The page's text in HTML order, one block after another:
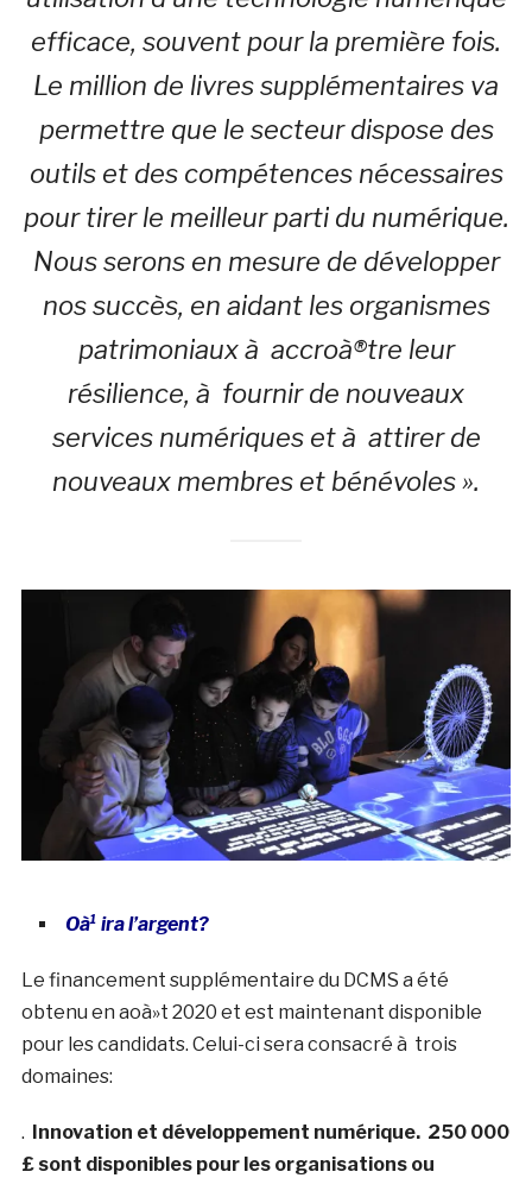
efficace, souvent pour la première fois.
Le million de livres supplémentaires va
permettre que le secteur dispose des
outils et des compétences nécessaires
pour tirer le meilleur parti du numérique.
Nous serons en mesure de développer
nos succès, en aidant les organismes
patrimoniaux à accroà®tre leur
résilience, à fournir de nouveaux
services numériques et à attirer de
nouveaux membres et bénévoles ».
Oà¹ ira l’argent?
Le financement supplémentaire du DCMS a été
obtenu en aoà»t 2020 et est maintenant disponible
pour les candidats. Celui-ci sera consacré à trois
domaines:
. Innovation et développement numérique. 250 000
£ sont disponibles pour les organisations ou